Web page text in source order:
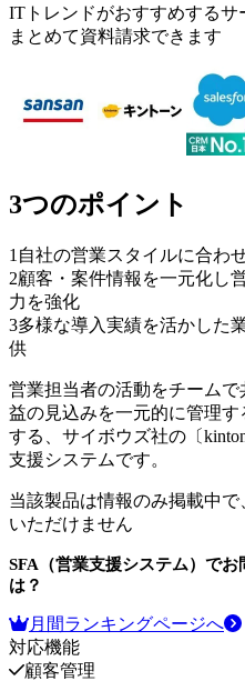
ITトレンドがおすすめするサ
まとめて資料請求できます
3つのポイント
1 自社の営業スタイルに合わ
2顧客・案件情報を一元化し
力を強化
3多様な導入実績を活かした
供
営業担当者の活動をチーム
益の見込みを一元的に管理
する、サイボウズ社の〔
支援システムです。
当該製品は情報のみ掲載中
いただけません
SFA（営業支援システム） でお
は？
月間ランキングページへ
対応機能
顧客管理